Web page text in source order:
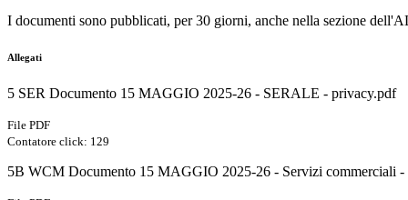
I documenti sono pubblicati, per 30 giorni, anche nella sezione
Allegati
5 SER Documento 15 MAGGIO 2025-26 - SERALE - privacy.pdf
File PDF
Contatore click: 129
5B WCM Documento 15 MAGGIO 2025-26 - Servizi commerciali -